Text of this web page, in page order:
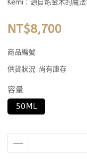
Kemi：源自炼金术的魔
NT$8,700
商品編號:
供貨狀況: 尚有庫存
容量
50ML